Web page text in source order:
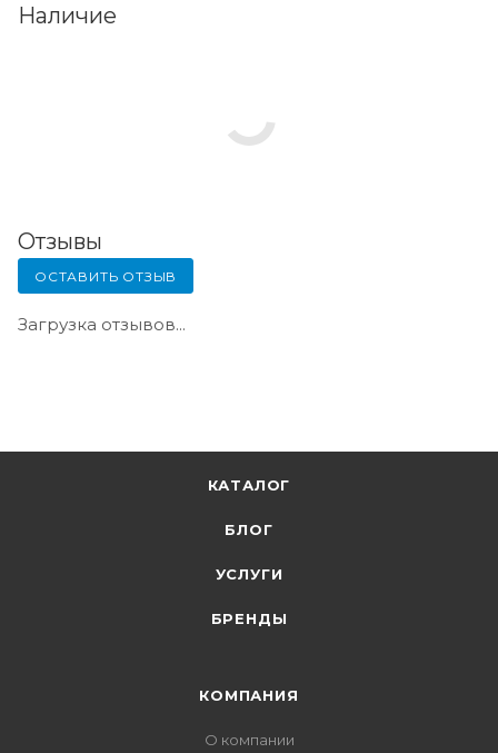
Наличие
Отзывы
ОСТАВИТЬ ОТЗЫВ
Загрузка отзывов...
КАТАЛОГ
БЛОГ
УСЛУГИ
БРЕНДЫ
КОМПАНИЯ
О компании